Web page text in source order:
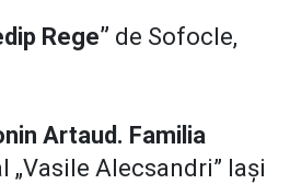
Rege” de Sofocle,
Artaud. Familia
„Vasile Alecsandri” Iaşi